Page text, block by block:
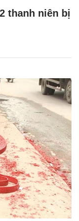
thanh niên bị